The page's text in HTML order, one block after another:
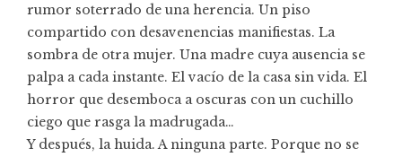
rumor soterrado de una herencia. Un piso
compartido con desavenencias manifiestas. La
sombra de otra mujer. Una madre cuya ausencia se
palpa a cada instante. El vacío de la casa sin vida. El
horror que desemboca a oscuras con un cuchillo
ciego que rasga la madrugada…
Y después, la huida. A ninguna parte. Porque no se